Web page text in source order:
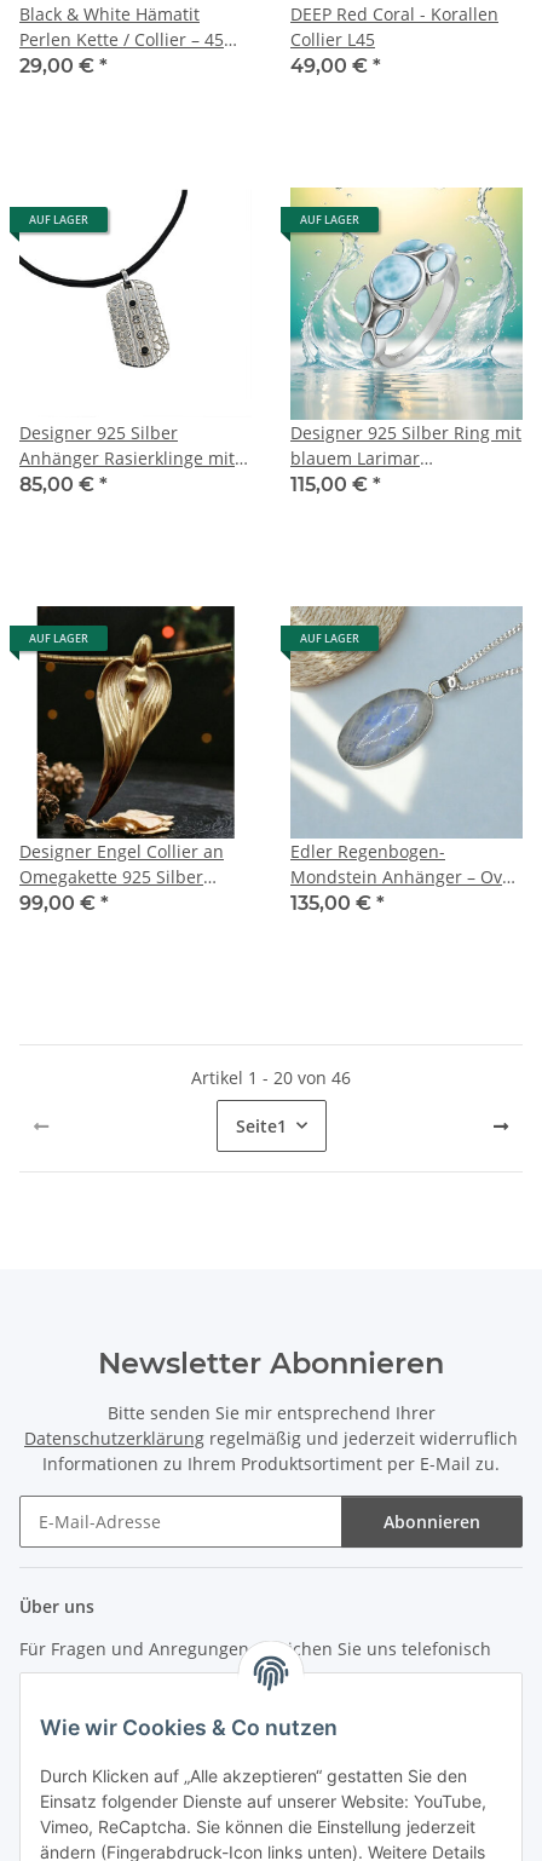
Wie wir Cookies & Co nutzen
Durch Klicken auf „Alle akzeptieren“ gestatten Sie den
Einsatz folgender Dienste auf unserer Website: YouTube,
Vimeo, ReCaptcha. Sie können die Einstellung jederzeit
ändern (Fingerabdruck-Icon links unten). Weitere Details
Black & White Hämatit
Perlen Kette / Collier – 45
cm | Designer Unikat
29,00 € *
DEEP Red Coral - Korallen
Collier L45
49,00 € *
AUF LAGER
Designer 925 Silber
Anhänger Rasierklinge mit
Edelsteinen an
85,00 € *
AUF LAGER
Designer 925 Silber Ring mit
blauem Larimar
(Atlantisstein) – RG54
115,00 € *
AUF LAGER
Designer Engel Collier an
Omegakette 925 Silber
vergoldet
99,00 € *
AUF LAGER
Edler Regenbogen-
Mondstein Anhänger – Oval
(35x20 mm) in 925 Silber
135,00 € *
Artikel 1 - 20 von 46
Seite1
Newsletter Abonnieren
Bitte senden Sie mir entsprechend Ihrer
Datenschutzerklärung regelmäßig und jederzeit widerruflich
Informationen zu Ihrem Produktsortiment per E-Mail zu.
Abonnieren
Über uns
Für Fragen und Anregungen erreichen Sie uns telefonisch
info (at) zweitedel.de
Informationen